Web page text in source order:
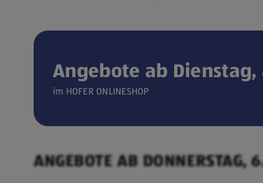
Verfügbar seit 04.08.2026
CEEM
Angebote ab Dienstag,
im HOFER ONLINESHOP
(öffnet in einem neuen Tab)
ANGEBOTE AB DONNERSTAG,